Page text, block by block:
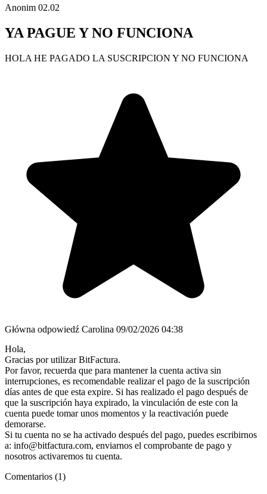
Anonim 02.02
YA PAGUE Y NO FUNCIONA
HOLA HE PAGADO LA SUSCRIPCION Y NO FUNCIONA
Główna odpowiedź Carolina 09/02/2026 04:38
Hola,
Gracias por utilizar BitFactura.
Por favor, recuerda que para mantener la cuenta activa sin
interrupciones, es recomendable realizar el pago de la suscripción
días antes de que esta expire. Si has realizado el pago después de
que la suscripción haya expirado, la vinculación de este con la
cuenta puede tomar unos momentos y la reactivación puede
demorarse.
Si tu cuenta no se ha activado después del pago, puedes escribirnos
a: info@bitfactura.com, enviarnos el comprobante de pago y
nosotros activaremos tu cuenta.
Comentarios (1)